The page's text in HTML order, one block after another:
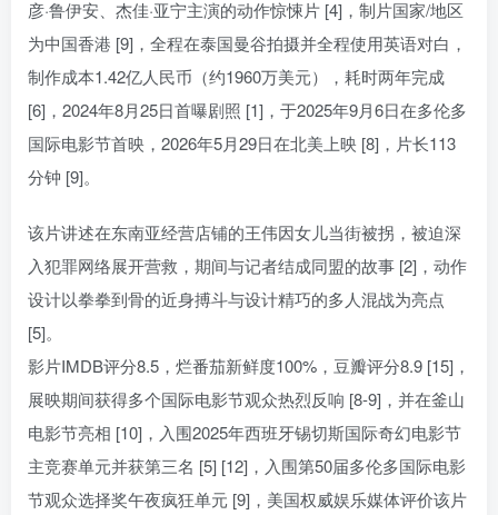
彦·鲁伊安、杰佳·亚宁主演的动作惊悚片 [4]，制片国家/地区
为中国香港 [9]，全程在泰国曼谷拍摄并全程使用英语对白，
制作成本1.42亿人民币（约1960万美元），耗时两年完成
[6]，2024年8月25日首曝剧照 [1]，于2025年9月6日在多伦多
国际电影节首映，2026年5月29日在北美上映 [8]，片长113
分钟 [9]。
该片讲述在东南亚经营店铺的王伟因女儿当街被拐，被迫深
入犯罪网络展开营救，期间与记者结成同盟的故事 [2]，动作
设计以拳拳到骨的近身搏斗与设计精巧的多人混战为亮点
[5]。
影片IMDB评分8.5，烂番茄新鲜度100%，豆瓣评分8.9 [15]，
展映期间获得多个国际电影节观众热烈反响 [8-9]，并在釜山
电影节亮相 [10]，入围2025年西班牙锡切斯国际奇幻电影节
主竞赛单元并获第三名 [5] [12]，入围第50届多伦多国际电影
节观众选择奖午夜疯狂单元 [9]，美国权威娱乐媒体评价该片